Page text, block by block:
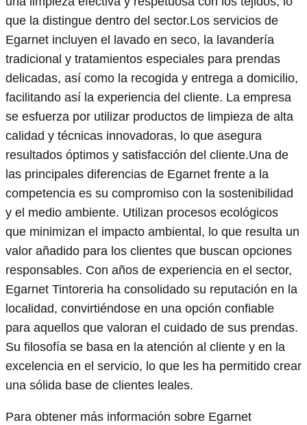
que la distingue dentro del sector.Los servicios de
Egarnet incluyen el lavado en seco, la lavandería
tradicional y tratamientos especiales para prendas
delicadas, así como la recogida y entrega a domicilio,
facilitando así la experiencia del cliente. La empresa
se esfuerza por utilizar productos de limpieza de alta
calidad y técnicas innovadoras, lo que asegura
resultados óptimos y satisfacción del cliente.Una de
las principales diferencias de Egarnet frente a la
competencia es su compromiso con la sostenibilidad
y el medio ambiente. Utilizan procesos ecológicos
que minimizan el impacto ambiental, lo que resulta un
valor añadido para los clientes que buscan opciones
responsables. Con años de experiencia en el sector,
Egarnet Tintoreria ha consolidado su reputación en la
localidad, convirtiéndose en una opción confiable
para aquellos que valoran el cuidado de sus prendas.
Su filosofía se basa en la atención al cliente y en la
excelencia en el servicio, lo que les ha permitido crear
una sólida base de clientes leales.
Para obtener más información sobre Egarnet